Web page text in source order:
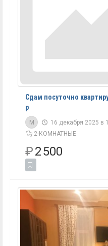
Сдам посуточно
р
M 16 декабря 2025 в
2-КОМНАТНЫЕ
₽2 500